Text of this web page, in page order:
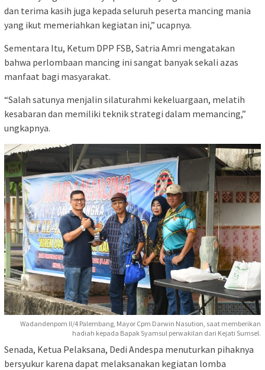
dan terima kasih juga kepada seluruh peserta mancing mania
yang ikut memeriahkan kegiatan ini,” ucapnya.
Sementara Itu, Ketum DPP FSB, Satria Amri mengatakan
bahwa perlombaan mancing ini sangat banyak sekali azas
manfaat bagi masyarakat.
“Salah satunya menjalin silaturahmi kekeluargaan, melatih
kesabaran dan memiliki teknik strategi dalam memancing,”
ungkapnya.
Wadandenpom II/4 Palembang, Mayor Cpm Darwin Nasution, saat memberikan
hadiah kepada Bapak Syamsul perwakilan dari Kejati Sumsel.
Senada, Ketua Pelaksana, Dedi Andespa menuturkan pihaknya
bersyukur karena dapat melaksanakan kegiatan lomba